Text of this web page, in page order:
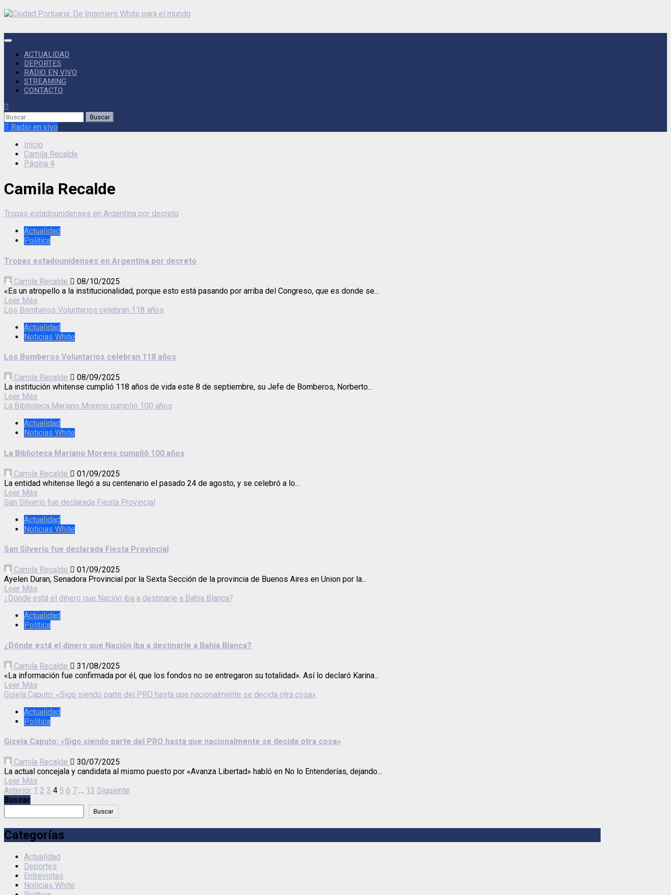
ACTUALIDAD
DEPORTES
RADIO EN VIVO
STREAMING
CONTACTO
Radio en vivo
Inicio
Camila Recalde
Página 4
Camila Recalde
Tropas estadounidenses en Argentina por decreto
Actualidad
Política
Tropas estadounidenses en Argentina por decreto
Camila Recalde
08/10/2025
«Es un atropello a la institucionalidad, porque esto está pasando por arriba del Congreso, que es donde se...
Leer Más
Los Bomberos Voluntarios celebran 118 años
Actualidad
Noticias White
Los Bomberos Voluntarios celebran 118 años
Camila Recalde
08/09/2025
La institución whitense cumplió 118 años de vida este 8 de septiembre, su Jefe de Bomberos, Norberto...
Leer Más
La Biblioteca Mariano Moreno cumplió 100 años
Actualidad
Noticias White
La Biblioteca Mariano Moreno cumplió 100 años
Camila Recalde
01/09/2025
La entidad whitense llegó a su centenario el pasado 24 de agosto, y se celebró a lo...
Leer Más
San Silverio fue declarada Fiesta Provincial
Actualidad
Noticias White
San Silverio fue declarada Fiesta Provincial
Camila Recalde
01/09/2025
Ayelen Duran, Senadora Provincial por la Sexta Sección de la provincia de Buenos Aires en Union por la...
Leer Más
¿Dónde está el dinero que Nación iba a destinarle a Bahia Blanca?
Actualidad
Política
¿Dónde está el dinero que Nación iba a destinarle a Bahia Blanca?
Camila Recalde
31/08/2025
«La información fue confirmada por él, que los fondos no se entregaron su totalidad». Así lo declaró Karina...
Leer Más
Gisela Caputo: «Sigo siendo parte del PRO hasta que nacionalmente se decida otra cosa»
Actualidad
Política
Gisela Caputo: «Sigo siendo parte del PRO hasta que nacionalmente se decida otra cosa»
Camila Recalde
30/07/2025
La actual concejala y candidata al mismo puesto por «Avanza Libertad» habló en No lo Entenderías, dejando...
Leer Más
Anterior 1 2 3 4 5 6 7 … 13 Siguiente
Buscar
Buscar
Categorías
Actualidad
Deportes
Entrevistas
Noticias White